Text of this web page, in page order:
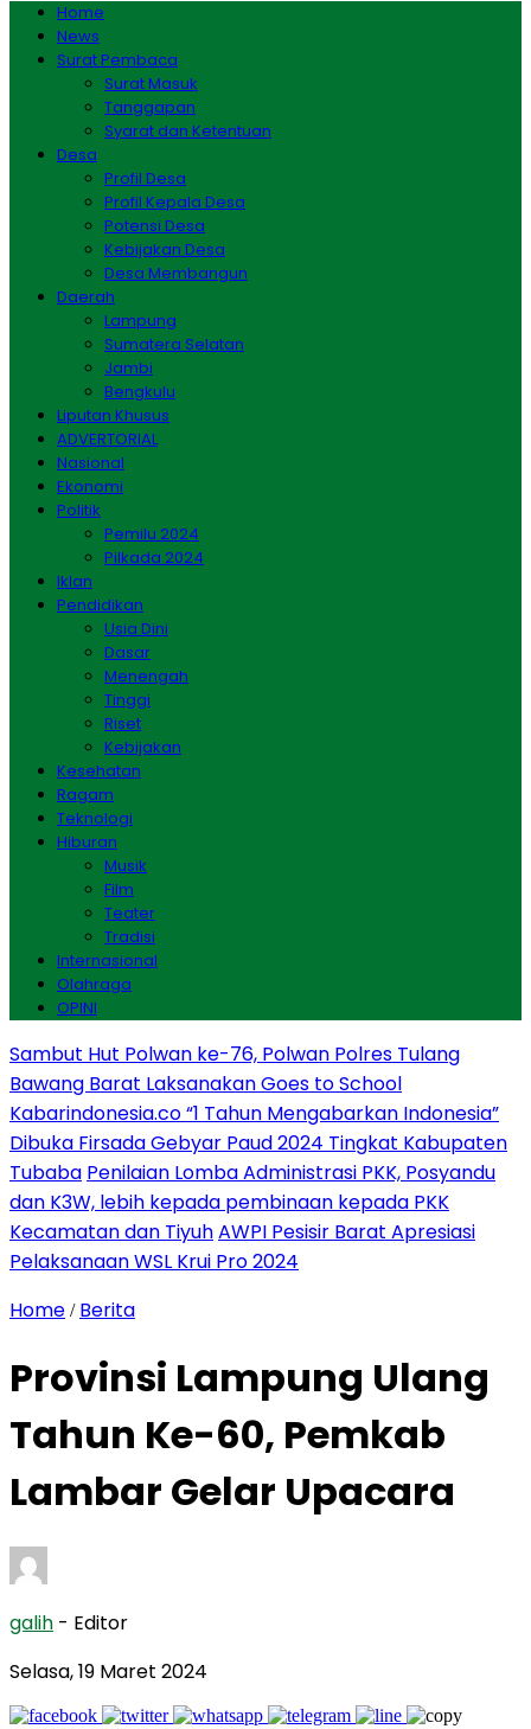
Home
News
Surat Pembaca
Surat Masuk
Tanggapan
Syarat dan Ketentuan
Desa
Profil Desa
Profil Kepala Desa
Potensi Desa
Kebijakan Desa
Desa Membangun
Daerah
Lampung
Sumatera Selatan
Jambi
Bengkulu
Liputan Khusus
ADVERTORIAL
Nasional
Ekonomi
Politik
Pemilu 2024
Pilkada 2024
Iklan
Pendidikan
Usia Dini
Dasar
Menengah
Tinggi
Riset
Kebijakan
Kesehatan
Ragam
Teknologi
Hiburan
Musik
Film
Teater
Tradisi
Internasional
Olahraga
OPINI
Sambut Hut Polwan ke-76, Polwan Polres Tulang
Bawang Barat Laksanakan Goes to School
Kabarindonesia.co “1 Tahun Mengabarkan Indonesia”
Dibuka Firsada Gebyar Paud 2024 Tingkat Kabupaten
Tubaba Penilaian Lomba Administrasi PKK, Posyandu
dan K3W, lebih kepada pembinaan kepada PKK
Kecamatan dan TiyuhAWPI Pesisir Barat Apresiasi
Pelaksanaan WSL Krui Pro 2024
Home / Berita
Provinsi Lampung Ulang
Tahun Ke-60, Pemkab
Lambar Gelar Upacara
galih - Editor
Selasa, 19 Maret 2024